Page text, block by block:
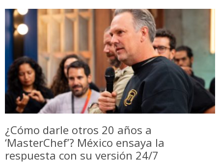
¿Cómo darle otros 20 años a
‘MasterChef’? México ensaya la
respuesta con su versión 24/7